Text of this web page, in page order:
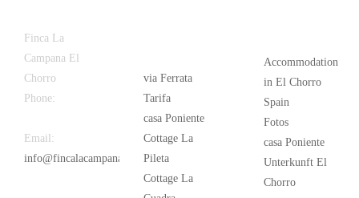
Finca La
Campana El
Chorro
Phone:
Email:
info@fincalacampana.com
via Ferrata
Tarifa
casa Poniente
Cottage La
Pileta
Cottage La
Accommodation
in El Chorro
Spain
Fotos
casa Poniente
Unterkunft El
Chorro